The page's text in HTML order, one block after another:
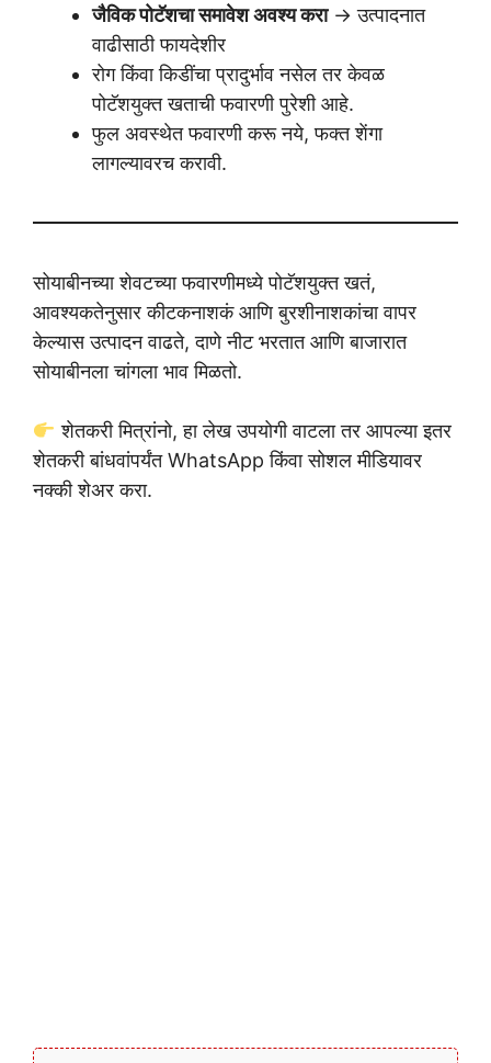
जैविक पोटॅशचा समावेश अवश्य करा→ उत्पादनात
वाढीसाठी फायदेशीर
रोग किंवा किडींचा प्रादुर्भाव नसेल तर केवळ
पोटॅशयुक्त खताची फवारणी पुरेशी आहे.
फुल अवस्थेत फवारणी करू नये, फक्त शेंगा
लागल्यावरच करावी.
सोयाबीनच्या शेवटच्या फवारणीमध्ये पोटॅशयुक्त खतं,
आवश्यकतेनुसार कीटकनाशकं आणि बुरशीनाशकांचा वापर
केल्यास उत्पादन वाढते, दाणे नीट भरतात आणि बाजारात
सोयाबीनला चांगला भाव मिळतो.
शेतकरी मित्रांनो, हा लेख उपयोगी वाटला तर आपल्या इतर
शेतकरी बांधवांपर्यंत WhatsApp किंवा सोशल मीडियावर
नक्की शेअर करा.